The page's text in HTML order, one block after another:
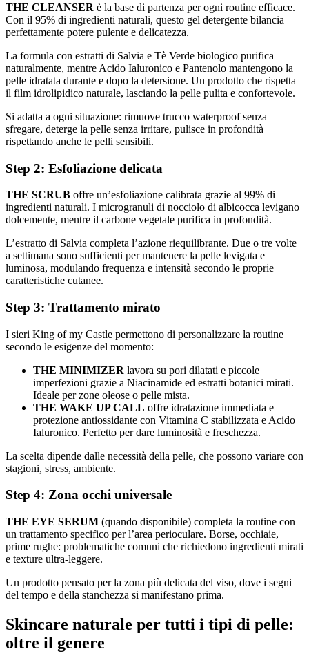
THE CLEANSER è la base di partenza per ogni routine efficace.
Con il 95% di ingredienti naturali, questo gel detergente bilancia
perfettamente potere pulente e delicatezza.
La formula con estratti di Salvia e Tè Verde biologico purifica
naturalmente, mentre Acido Ialuronico e Pantenolo mantengono la
pelle idratata durante e dopo la detersione. Un prodotto che rispetta
il film idrolipidico naturale, lasciando la pelle pulita e confortevole.
Si adatta a ogni situazione: rimuove trucco waterproof senza
sfregare, deterge la pelle senza irritare, pulisce in profondità
rispettando anche le pelli sensibili.
Step 2: Esfoliazione delicata
THE SCRUB offre un’esfoliazione calibrata grazie al 99% di
ingredienti naturali. I microgranuli di nocciolo di albicocca levigano
dolcemente, mentre il carbone vegetale purifica in profondità.
L’estratto di Salvia completa l’azione riequilibrante. Due o tre volte
a settimana sono sufficienti per mantenere la pelle levigata e
luminosa, modulando frequenza e intensità secondo le proprie
caratteristiche cutanee.
Step 3: Trattamento mirato
I sieri King of my Castle permettono di personalizzare la routine
secondo le esigenze del momento:
THE MINIMIZER lavora su pori dilatati e piccole
imperfezioni grazie a Niacinamide ed estratti botanici mirati.
Ideale per zone oleose o pelle mista.
THE WAKE UP CALL offre idratazione immediata e
protezione antiossidante con Vitamina C stabilizzata e Acido
Ialuronico. Perfetto per dare luminosità e freschezza.
La scelta dipende dalle necessità della pelle, che possono variare con
stagioni, stress, ambiente.
Step 4: Zona occhi universale
THE EYE SERUM (quando disponibile) completa la routine con
un trattamento specifico per l’area perioculare. Borse, occhiaie,
prime rughe: problematiche comuni che richiedono ingredienti mirati
e texture ultra-leggere.
Un prodotto pensato per la zona più delicata del viso, dove i segni
del tempo e della stanchezza si manifestano prima.
Skincare naturale per tutti i tipi di pelle:
oltre il genere